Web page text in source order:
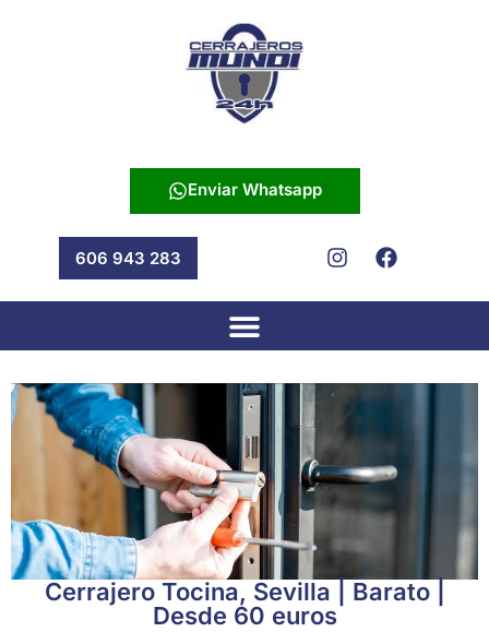
Enviar Whatsapp
606 943 283
Cerrajero Tocina, Sevilla | Barato |
Desde 60 euros